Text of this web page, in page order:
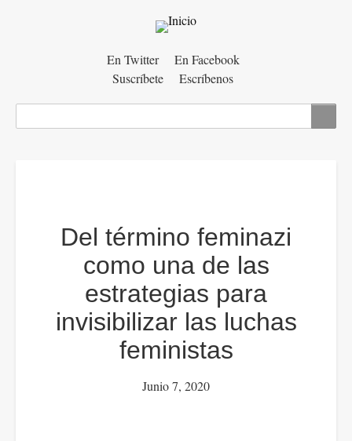
En Twitter
En Facebook
Suscríbete
Escríbenos
Del término feminazi
como una de las
estrategias para
invisibilizar las luchas
feministas
Junio 7, 2020